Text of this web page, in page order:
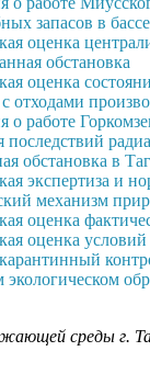
запасов в
оценка
обстановка
оценка
отходами
работе
обстановка в
экспертиза и
механизм
оценка
оценка
среды г.